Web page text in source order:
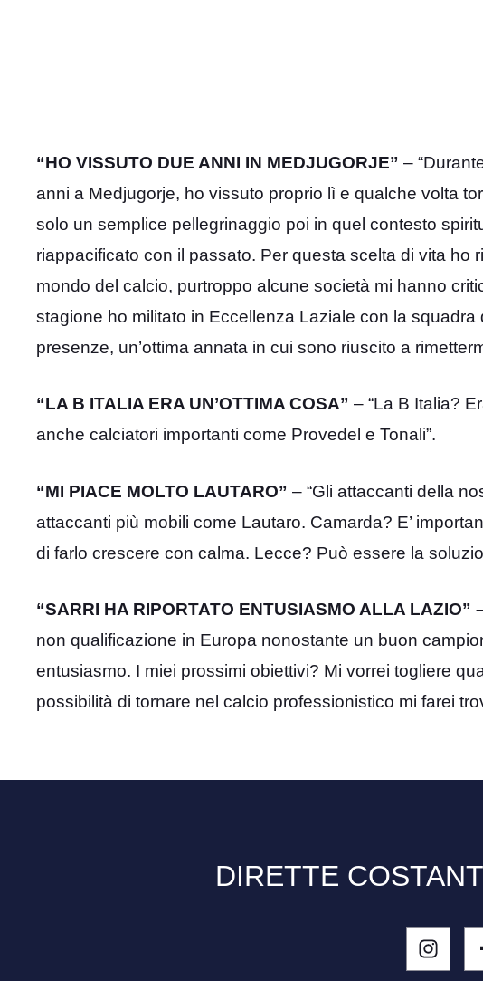
“HO VISSUTO DUE ANNI IN MEDJUGORJE” –
anni a Medjugorje, ho vissuto proprio lì e qualche volta
solo un semplice pellegrinaggio poi in quel contesto
riappacificato con il passato. Per questa scelta di vita ho
mondo del calcio, purtroppo alcune società mi hanno
stagione ho militato in Eccellenza Laziale con la
presenze, un’ottima annata in cui sono riuscito a
“LA B ITALIA ERA UN’OTTIMA COSA” – “La B Italia?
anche calciatori importanti come Provedel e Tonali”.
“MI PIACE MOLTO LAUTARO” – “Gli attaccanti della
attaccanti più mobili come Lautaro. Camarda? E’
di farlo crescere con calma. Lecce? Può essere la
“SARRI HA RIPORTATO ENTUSIASMO ALLA LAZIO”
non qualificazione in Europa nonostante un buon
entusiasmo. I miei prossimi obiettivi? Mi vorrei togliere
possibilità di tornare nel calcio professionistico mi farei
DIRETTE